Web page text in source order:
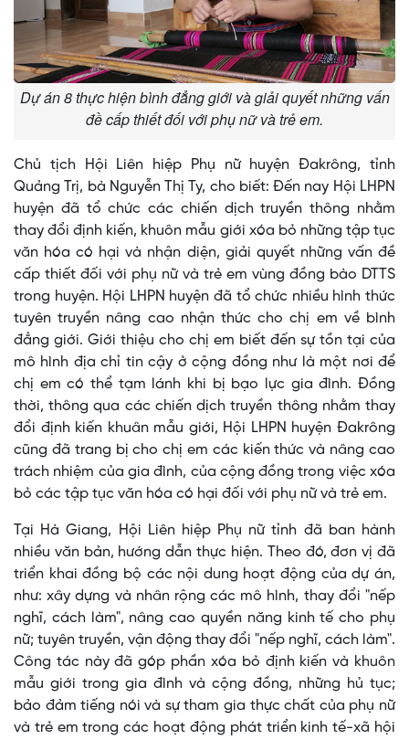
Dự án 8 thực hiện bình đẳng giới và giải quyết những vấn
đề cấp thiết đối với phụ nữ và trẻ em.
Chủ tịch Hội Liên hiệp Phụ nữ huyện Đakrông, tỉnh
Quảng Trị, bà Nguyễn Thị Ty, cho biết: Đến nay Hội LHPN
huyện đã tổ chức các chiến dịch truyền thông nhằm
thay đổi định kiến, khuôn mẫu giới xóa bỏ những tập tục
văn hóa có hại và nhận diện, giải quyết những vấn đề
cấp thiết đối với phụ nữ và trẻ em vùng đồng bào DTTS
trong huyện. Hội LHPN huyện đã tổ chức nhiều hình thức
tuyên truyền nâng cao nhận thức cho chị em về bình
đẳng giới. Giới thiệu cho chị em biết đến sự tồn tại của
mô hình địa chỉ tin cậy ở cộng đồng như là một nơi để
chị em có thể tạm lánh khi bị bạo lực gia đình. Đồng
thời, thông qua các chiến dịch truyền thông nhằm thay
đổi định kiến khuân mẫu giới, Hội LHPN huyện Đakrông
cũng đã trang bị cho chị em các kiến thức và nâng cao
trách nhiệm của gia đình, của cộng đồng trong việc xóa
bỏ các tập tục văn hóa có hại đối với phụ nữ và trẻ em.
Tại Hà Giang, Hội Liên hiệp Phụ nữ tỉnh đã ban hành
nhiều văn bản, hướng dẫn thực hiện. Theo đó, đơn vị đã
triển khai đồng bộ các nội dung hoạt động của dự án,
như: xây dựng và nhân rộng các mô hình, thay đổi "nếp
nghĩ, cách làm", nâng cao quyền năng kinh tế cho phụ
nữ; tuyên truyền, vận động thay đổi "nếp nghĩ, cách làm".
Công tác này đã góp phần xóa bỏ định kiến và khuôn
mẫu giới trong gia đình và cộng đồng, những hủ tục;
bảo đảm tiếng nói và sự tham gia thực chất của phụ nữ
và trẻ em trong các hoạt động phát triển kinh tế-xã hội